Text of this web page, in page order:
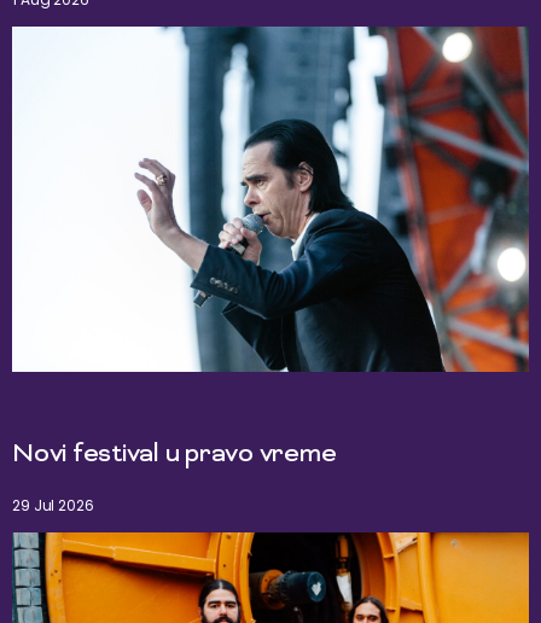
Novi festival u pravo vreme
29 Jul 2026